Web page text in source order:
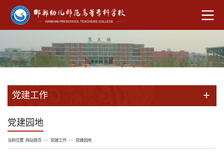
党建工作
党建园地
当前位置 网站首页 >> 党建工作 >> 党建园地